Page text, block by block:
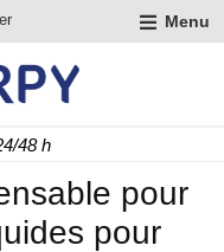
Menu
48 h
pour
pour